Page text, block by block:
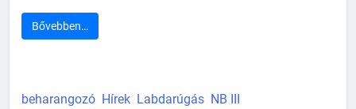
Bővebben…
beharangozó Hírek Labdarúgás NB III